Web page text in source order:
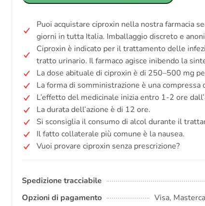
Puoi acquistare ciproxin nella nostra farmacia
giorni in tutta Italia. Imballaggio discreto e
Ciproxin è indicato per il trattamento delle
tratto urinario. Il farmaco agisce inibendo la
La dose abituale di ciproxin è di 250–500 mg
La forma di somministrazione è una compressa
L’effetto del medicinale inizia entro 1-2 ore
La durata dell’azione è di 12 ore.
Si sconsiglia il consumo di alcol durante il
Il fatto collaterale più comune è la nausea.
Vuoi provare ciproxin senza prescrizione?
Spedizione tracciabile
Opzioni di pagamento
Visa,